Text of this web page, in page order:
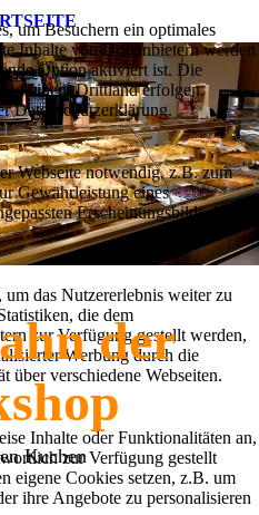
der
Kuchen
um Besuchern ein optimales
Inhalte von Drittanbietern werden
Option aktiviert ist. Die
in einem Drittland erfolgen.
Datenschutzerklärung.
Webseite notwendig, z.B. zum
Gewährleistung eines
Erscheinungsbilds der
das Nutzererlebnis weiter zu
die dem
zur Verfügung gestellt werden,
Werbung durch die
verschiedene Webseiten.
Inhalte oder Funktionalitäten an,
zur Verfügung gestellt
eigene Cookies setzen, z.B. um
ihre Angebote zu personalisieren